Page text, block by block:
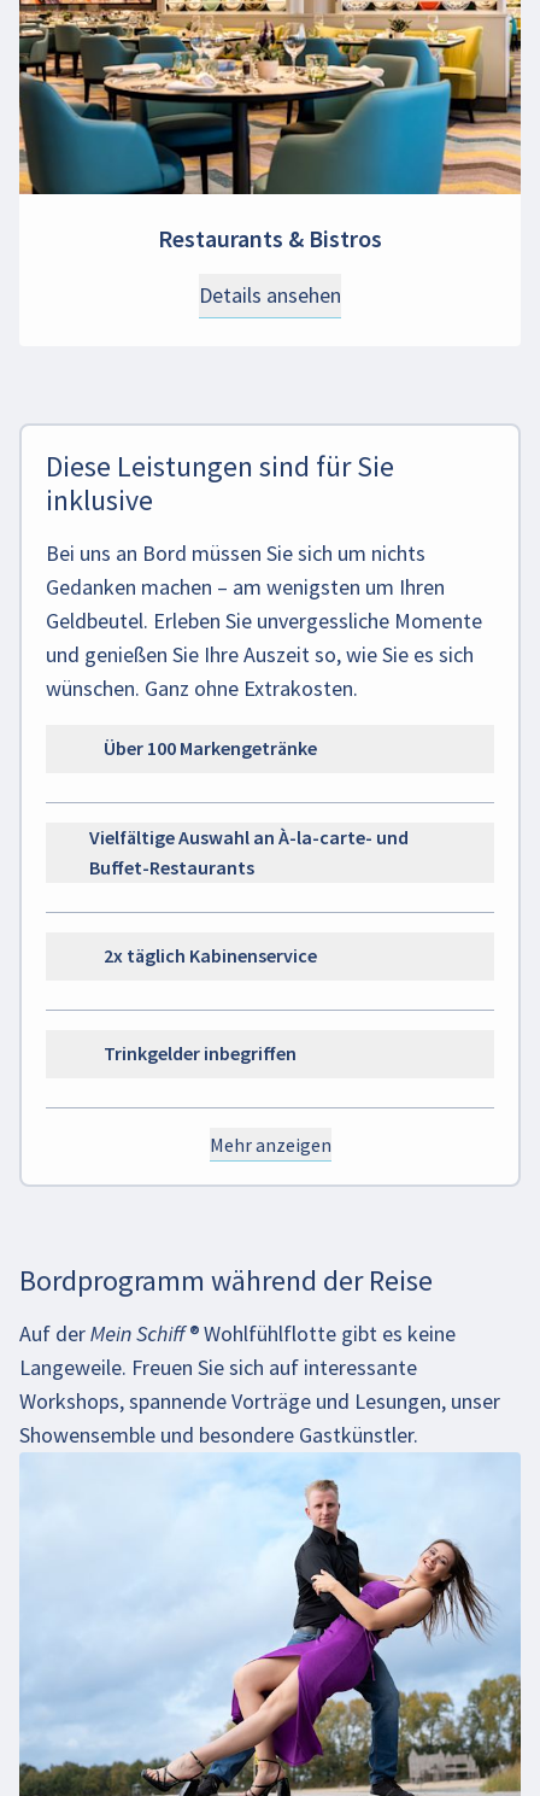
Restaurants & Bistros
Details ansehen
Diese Leistungen sind für Sie
inklusive
Bei uns an Bord müssen Sie sich um nichts
Gedanken machen – am wenigsten um Ihren
Geldbeutel. Erleben Sie unvergessliche Momente
und genießen Sie Ihre Auszeit so, wie Sie es sich
wünschen. Ganz ohne Extrakosten.
Über 100 Markengetränke
Vielfältige Auswahl an À-la-carte- und
Buffet-Restaurants
2x täglich Kabinenservice
Trinkgelder inbegriffen
Mehr anzeigen
Bordprogramm während der Reise
Auf derMein Schiff®Wohlfühlflotte gibt es keine
Langeweile. Freuen Sie sich auf interessante
Workshops, spannende Vorträge und Lesungen, unser
Showensemble und besondere Gastkünstler.